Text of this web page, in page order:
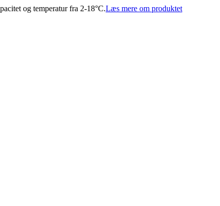
og temperatur fra 2-18°C.Læs mere om produktet